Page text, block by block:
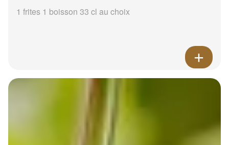
1 frites 1 boisson 33 cl au choix